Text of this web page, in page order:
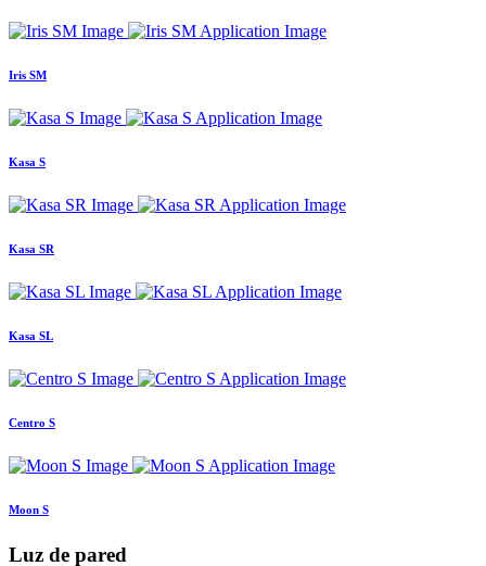
Iris SM
Kasa S
Kasa SR
Kasa SL
Centro S
Moon S
Luz de pared